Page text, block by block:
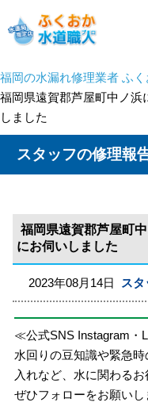
福岡の水漏れ修理業者 ふく
福岡県遠賀郡芦屋町中ノ浜
しました
スタッフの修理報
福岡県遠賀郡芦屋町
にお伺いしました
2023年08月14日 ス
≪公式SNS Instagram・
水回りの豆知識や緊急
入れなど、水に関わる
ぜひフォローをお願いし